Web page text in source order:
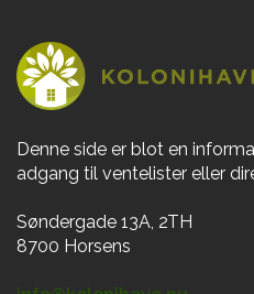
Denne side er blot en
adgang til ventelister eller
Søndergade 13A, 2TH
8700 Horsens